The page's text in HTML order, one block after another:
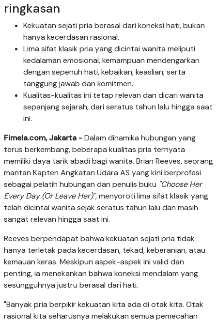
ringkasan
Kekuatan sejati pria berasal dari koneksi hati, bukan
hanya kecerdasan rasional.
Lima sifat klasik pria yang dicintai wanita meliputi
kedalaman emosional, kemampuan mendengarkan
dengan sepenuh hati, kebaikan, keaslian, serta
tanggung jawab dan komitmen.
Kualitas-kualitas ini tetap relevan dan dicari wanita
sepanjang sejarah, dari seratus tahun lalu hingga saat
ini.
Fimela.com, Jakarta -Dalam dinamika hubungan yang
terus berkembang, beberapa kualitas pria ternyata
memiliki daya tarik abadi bagi wanita. Brian Reeves, seorang
mantan Kapten Angkatan Udara AS yang kini berprofesi
sebagai pelatih hubungan dan penulis buku "Choose Her
Every Day (Or Leave Her)", menyoroti lima sifat klasik yang
telah dicintai wanita sejak seratus tahun lalu dan masih
sangat relevan hingga saat ini.
Reeves berpendapat bahwa kekuatan sejati pria tidak
hanya terletak pada kecerdasan, tekad, keberanian, atau
kemauan keras. Meskipun aspek-aspek ini valid dan
penting, ia menekankan bahwa koneksi mendalam yang
sesungguhnya justru berasal dari hati.
"Banyak pria berpikir kekuatan kita ada di otak kita. Otak
rasional kita seharusnya melakukan semua pemecahan